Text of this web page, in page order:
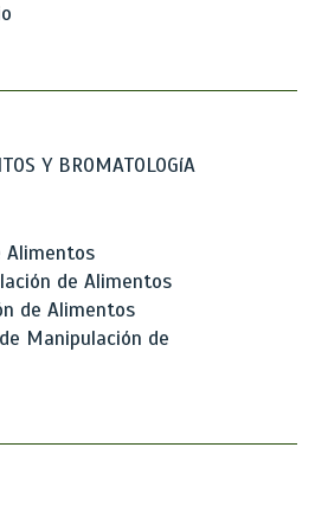
Y BROMATOLOGíA
Alimentos
de Alimentos
de Alimentos
Manipulación de